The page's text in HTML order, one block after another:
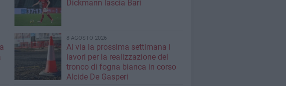
Dickmann lascia Bari
8 AGOSTO 2026
Al via la prossima settimana i
lavori per la realizzazione del
tronco di fogna bianca in corso
Alcide De Gasperi